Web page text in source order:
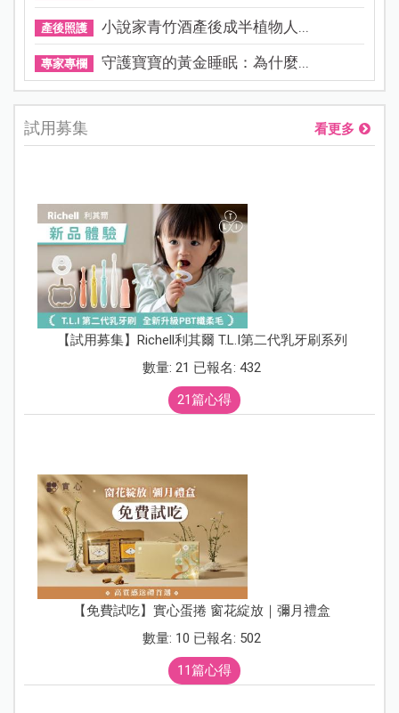
產後照護 小說家青竹酒產後成半植物人...
專家專欄 守護寶寶的黃金睡眠：為什麼...
試用募集 看更多
【試用募集】Richell利其爾 T.L.I第二代乳牙刷系列
數量: 21 已報名: 432
21篇心得
【免費試吃】實心蛋捲 窗花綻放｜彌月禮盒
數量: 10 已報名: 502
11篇心得